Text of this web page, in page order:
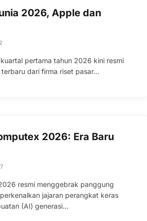
2026, Apple dan
pertama tahun 2026 kini resmi
dari firma riset pasar…
2026: Era Baru
resmi menggebrak panggung
jajaran perangkat keras
(AI) generasi…